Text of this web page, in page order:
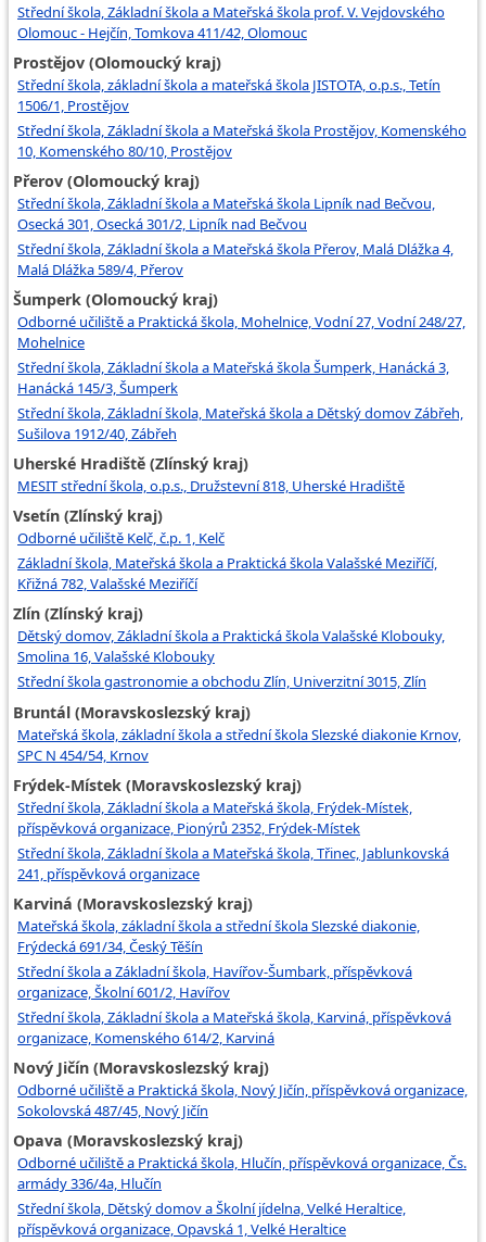
Střední škola, Základní škola a Mateřská škola prof. V. Vejdovského
Olomouc - Hejčín, Tomkova 411/42, Olomouc
Prostějov (Olomoucký kraj)
Střední škola, základní škola a mateřská škola JISTOTA, o.p.s., Tetín
1506/1, Prostějov
Střední škola, Základní škola a Mateřská škola Prostějov, Komenského
10, Komenského 80/10, Prostějov
Přerov (Olomoucký kraj)
Střední škola, Základní škola a Mateřská škola Lipník nad Bečvou,
Osecká 301, Osecká 301/2, Lipník nad Bečvou
Střední škola, Základní škola a Mateřská škola Přerov, Malá Dlážka 4,
Malá Dlážka 589/4, Přerov
Šumperk (Olomoucký kraj)
Odborné učiliště a Praktická škola, Mohelnice, Vodní 27, Vodní 248/27,
Mohelnice
Střední škola, Základní škola a Mateřská škola Šumperk, Hanácká 3,
Hanácká 145/3, Šumperk
Střední škola, Základní škola, Mateřská škola a Dětský domov Zábřeh,
Sušilova 1912/40, Zábřeh
Uherské Hradiště (Zlínský kraj)
MESIT střední škola, o.p.s., Družstevní 818, Uherské Hradiště
Vsetín (Zlínský kraj)
Odborné učiliště Kelč, č.p. 1, Kelč
Základní škola, Mateřská škola a Praktická škola Valašské Meziříčí,
Křižná 782, Valašské Meziříčí
Zlín (Zlínský kraj)
Dětský domov, Základní škola a Praktická škola Valašské Klobouky,
Smolina 16, Valašské Klobouky
Střední škola gastronomie a obchodu Zlín, Univerzitní 3015, Zlín
Bruntál (Moravskoslezský kraj)
Mateřská škola, základní škola a střední škola Slezské diakonie Krnov,
SPC N 454/54, Krnov
Frýdek-Místek (Moravskoslezský kraj)
Střední škola, Základní škola a Mateřská škola, Frýdek-Místek,
příspěvková organizace, Pionýrů 2352, Frýdek-Místek
Střední škola, Základní škola a Mateřská škola, Třinec, Jablunkovská
241, příspěvková organizace
Karviná (Moravskoslezský kraj)
Mateřská škola, základní škola a střední škola Slezské diakonie,
Frýdecká 691/34, Český Těšín
Střední škola a Základní škola, Havířov-Šumbark, příspěvková
organizace, Školní 601/2, Havířov
Střední škola, Základní škola a Mateřská škola, Karviná, příspěvková
organizace, Komenského 614/2, Karviná
Nový Jičín (Moravskoslezský kraj)
Odborné učiliště a Praktická škola, Nový Jičín, příspěvková organizace,
Sokolovská 487/45, Nový Jičín
Opava (Moravskoslezský kraj)
Odborné učiliště a Praktická škola, Hlučín, příspěvková organizace, Čs.
armády 336/4a, Hlučín
Střední škola, Dětský domov a Školní jídelna, Velké Heraltice,
příspěvková organizace, Opavská 1, Velké Heraltice